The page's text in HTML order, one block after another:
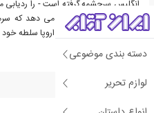
دسته بندی موضوعی
لوازم تحریر
انگلیس سرچشمه گرفته است - را
سال قابل توجه را نشان می دهد که
تأسیس کرد و هنگامی که اروپا سلطه خود
نیم قرن نگه داشت.
درباره اریک هابسبام